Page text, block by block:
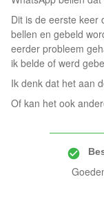
Dit is de eerste keer
bellen en gebeld
eerder probleem
ik belde of werd
Ik denk dat het aan
Of kan het ook